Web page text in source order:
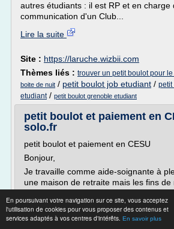
En poursuivant votre navigation sur ce site, vous acceptez
l'utilisation de cookies pour vous proposer des contenus et
services adaptés à vos centres d'intérêts. En savoir plus
autres étudiants : il est RP et en charge
communication d'un Club...
Lire la suite
Site : https://laruche.wizbii.com
Thèmes liés : trouver un petit boulot pour le
boite de nuit / petit boulot job etudiant / petit
etudiant/ petit boulot grenoble etudiant
petit boulot et paiement en
solo.fr
petit boulot et paiement en CESU
Bonjour,
Je travaille comme aide-soignante à
une maison de retraite mais les fins de
dans différents commerces de ma
proposer mes services,et j'ai